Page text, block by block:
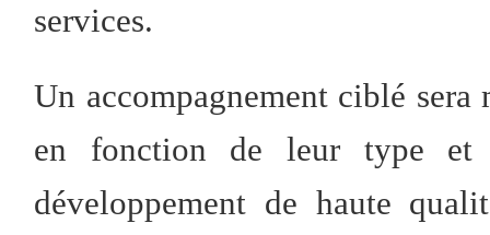
services.
Un accompagnement ciblé sera
en fonction de leur type et
développement de haute